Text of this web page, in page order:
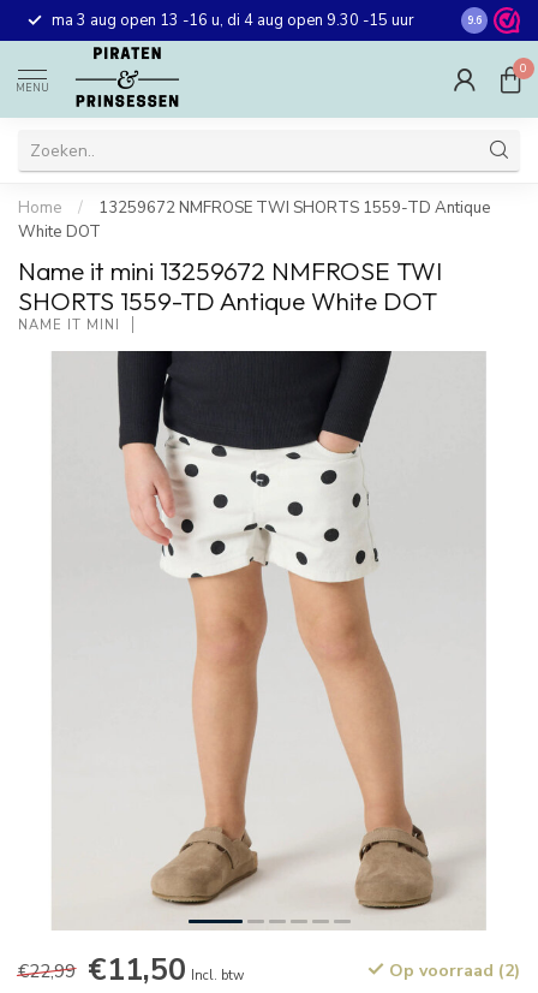
ma 3 aug open 13 -16 u, di 4 aug open 9.30 -15 uur Gratis
winkel in
9.6
MENU
0
Home /
13259672 NMFROSE TWI SHORTS 1559-TD Antique
White DOT
Name it mini 13259672 NMFROSE TWI
SHORTS 1559-TD Antique White DOT
NAME IT MINI
€22,99 €11,50 Incl. btw Op voorraad (2)